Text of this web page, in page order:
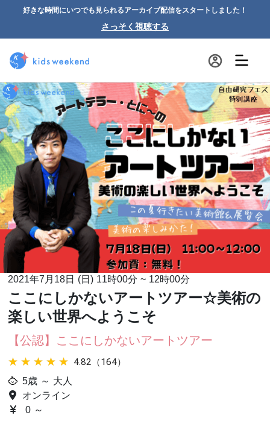
好きな時間にいつでも見られるアーカイブ配信をスタートしました！
さっそく視聴する
2021年7月18日 (日) 11時00分 ~ 12時00分
ここにしかないアートツアー☆美術の
楽しい世界へようこそ
【公認】ここにしかないアートツアー
★★★★★
★★★★★ 4.82（164）
5歳 ～ 大人
オンライン
0 ～